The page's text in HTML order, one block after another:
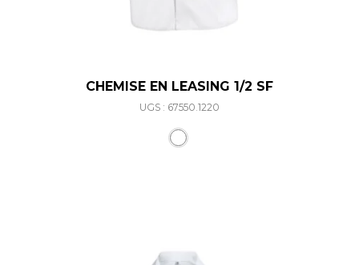
CHEMISE EN LEASING 1/2 SF
UGS : 67550.1220